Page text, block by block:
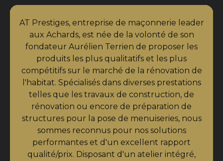
AT Prestiges, entreprise de maçonnerie leader
aux Achards, est née de la volonté de son
fondateur Aurélien Terrien de proposer les
produits les plus qualitatifs et les plus
compétitifs sur le marché de la rénovation de
l'habitat. Spécialisés dans diverses prestations
telles que les travaux de construction, de
rénovation ou encore de préparation de
structures pour la pose de menuiseries, nous
sommes reconnus pour nos solutions
performantes et d'un excellent rapport
qualité/prix. Disposant d'un atelier intégré,